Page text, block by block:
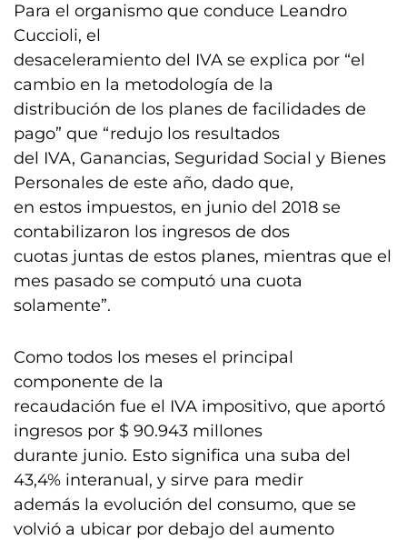
Para el organismo que conduce Leandro
Cuccioli, el
desaceleramiento del IVA se explica por “el
cambio en la metodología de la
distribución de los planes de facilidades de
pago” que “redujo los resultados
del IVA, Ganancias, Seguridad Social y Bienes
Personales de este año, dado que,
en estos impuestos, en junio del 2018 se
contabilizaron los ingresos de dos
cuotas juntas de estos planes, mientras que el
mes pasado se computó una cuota
solamente”.
Como todos los meses el principal
componente de la
recaudación fue el IVA impositivo, que aportó
ingresos por $ 90.943 millones
durante junio. Esto significa una suba del
43,4% interanual, y sirve para medir
además la evolución del consumo, que se
volvió a ubicar por debajo del aumento